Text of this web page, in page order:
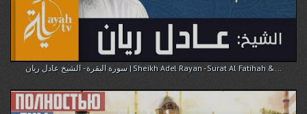
سورة البقرة - الشيخ عادل ريان | Sheikh Adel Rayan - Surat Al Fatihah &...